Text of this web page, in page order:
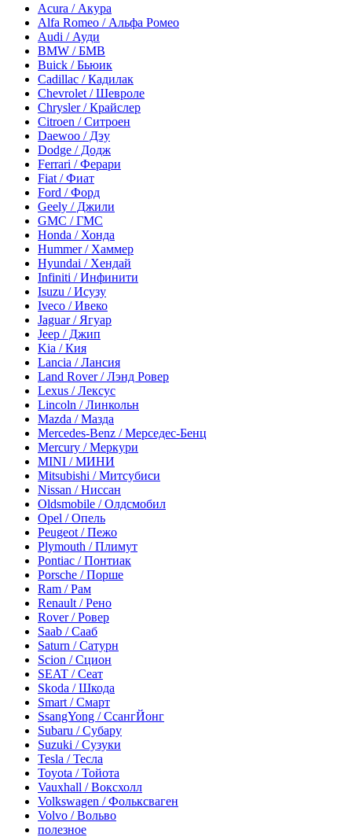
Acura / Акура
Alfa Romeo / Альфа Ромео
Audi / Ауди
BMW / БМВ
Buick / Бьюик
Cadillac / Кадилак
Chevrolet / Шевроле
Chrysler / Крайслер
Citroen / Ситроен
Daewoo / Дэу
Dodge / Додж
Ferrari / Ферари
Fiat / Фиат
Ford / Форд
Geely / Джили
GMC / ГМС
Honda / Хонда
Hummer / Хаммер
Hyundai / Хендай
Infiniti / Инфинити
Isuzu / Исузу
Iveco / Ивеко
Jaguar / Ягуар
Jeep / Джип
Kia / Кия
Lancia / Лансия
Land Rover / Лэнд Ровер
Lexus / Лексус
Lincoln / Линкольн
Mazda / Мазда
Mercedes-Benz / Мерседес-Бенц
Mercury / Меркури
MINI / МИНИ
Mitsubishi / Митсубиси
Nissan / Ниссан
Oldsmobile / Олдсмобил
Opel / Опель
Peugeot / Пежо
Plymouth / Плимут
Pontiac / Понтиак
Porsche / Порше
Ram / Рам
Renault / Рено
Rover / Ровер
Saab / Сааб
Saturn / Сатурн
Scion / Сцион
SEAT / Сеат
Skoda / Шкода
Smart / Смарт
SsangYong / СсангЙонг
Subaru / Субару
Suzuki / Сузуки
Tesla / Тесла
Toyota / Тойота
Vauxhall / Воксхолл
Volkswagen / Фольксваген
Volvo / Вольво
полезное